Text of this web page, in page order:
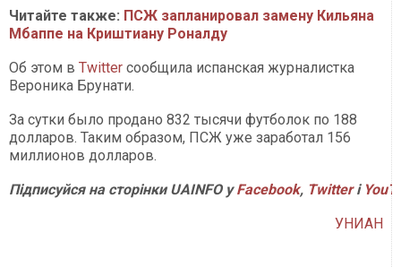
Читайте также: ПСЖ запланировал замену Кильяна
Мбаппе на Криштиану Роналду
Об этом в Twitter сообщила испанская журналистка
Вероника Брунати.
За сутки было продано 832 тысячи футболок по 188
долларов. Таким образом, ПСЖ уже заработал 156
миллионов долларов.
Підписуйся на сторінки UAINFO уFacebook, Twitterі
УНИАН